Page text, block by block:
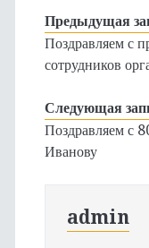
Предыдущая
Поздравляем с
сотрудников
Следующая
Поздравляем с
Иванову
admin